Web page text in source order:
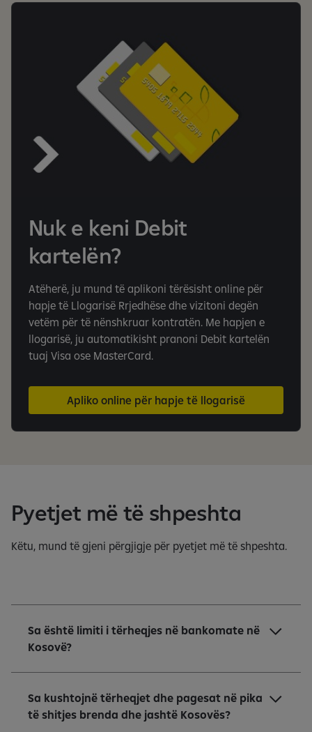
Nuk e keni Debit
kartelën?
Atëherë, ju mund të aplikoni tërësisht online për
hapje të Llogarisë Rrjedhëse dhe vizitoni degën
vetëm për të nënshkruar kontratën. Me hapjen e
llogarisë, ju automatikisht pranoni Debit kartelën
tuaj Visa ose MasterCard.
Apliko online për hapje të llogarisë
Pyetjet më të shpeshta
Këtu, mund të gjeni përgjigje për pyetjet më të shpeshta.
Sa është limiti i tërheqjes në bankomate në
Kosovë?
Sa kushtojnë tërheqjet dhe pagesat në pika
të shitjes brenda dhe jashtë Kosovës?